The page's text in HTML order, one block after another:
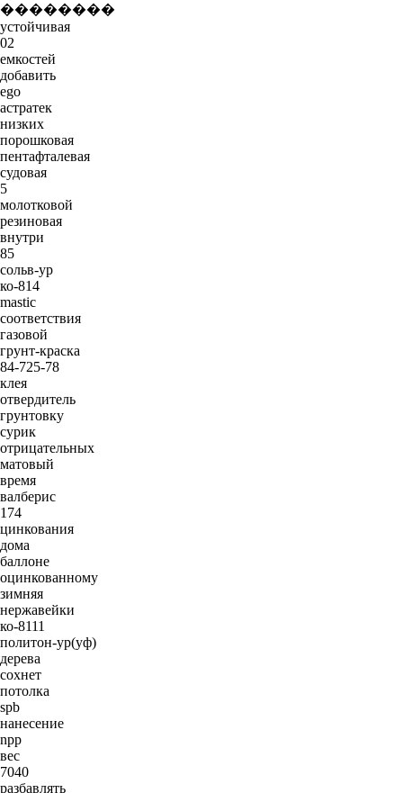
��������
устойчивая
02
емкостей
добавить
ego
астратек
низких
порошковая
пентафталевая
судовая
5
молотковой
резиновая
внутри
85
сольв-ур
ко-814
mastic
соответствия
газовой
грунт-краска
84-725-78
клея
отвердитель
грунтовку
сурик
отрицательных
матовый
время
валберис
174
цинкования
дома
баллоне
оцинкованному
зимняя
нержавейки
ко-8111
политон-ур(уф)
дерева
сохнет
потолка
spb
нанесение
npp
вес
7040
разбавлять